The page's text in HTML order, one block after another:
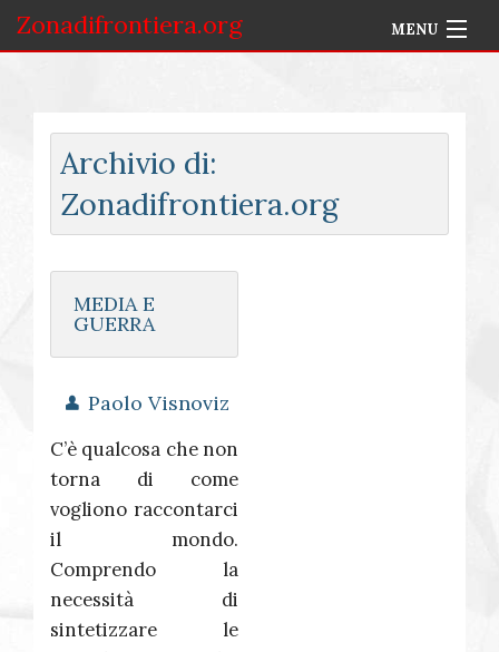
Zonadifrontiera.org MENU
Selezione per Autore
Accedi
Archivio di:
Zonadifrontiera.org
MEDIA E
GUERRA
Paolo Visnoviz
C’è qualcosa che non
torna di come
vogliono raccontarci
il mondo.
Comprendo la
necessità di
sintetizzare le